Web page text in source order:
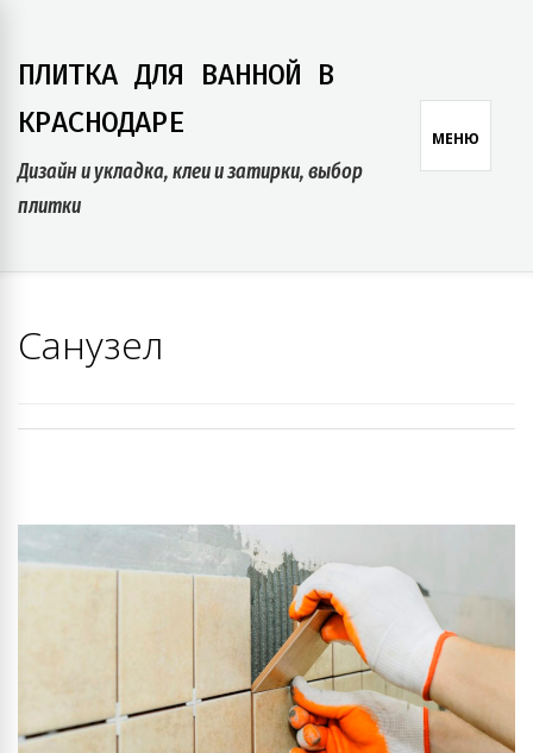
content
ПЛИТКА ДЛЯ ВАННОЙ В
КРАСНОДАРЕ
Дизайн и укладка, клеи и затирки, выбор
плитки
МЕНЮ
Санузел